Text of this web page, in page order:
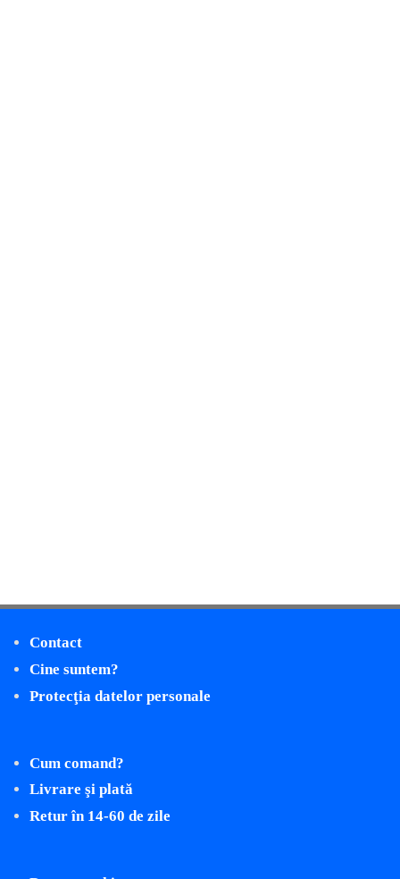
Contact
Cine suntem?
Protecţia datelor personale
Cum comand?
Livrare şi plată
Retur în 14-60 de zile